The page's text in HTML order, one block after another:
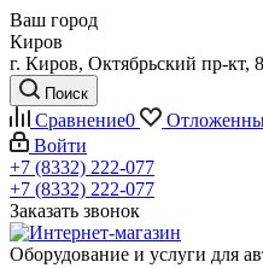
Ваш город
Киров
г. Киров, Октябрьский пр-кт,
Поиск
Сравнение0
Войти
+7 (8332) 222-077
+7 (8332) 222-077
Заказать звонок
Оборудование и услуги для